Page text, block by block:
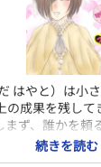
はやと）は小
の成果を残し
ず、誰かを頼
事な時間を俺な
けてしまうと
続きを読む